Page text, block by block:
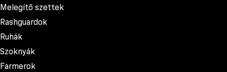
Melegítő szettek
Rashguardok
Ruhák
Szoknyák
Farmerok